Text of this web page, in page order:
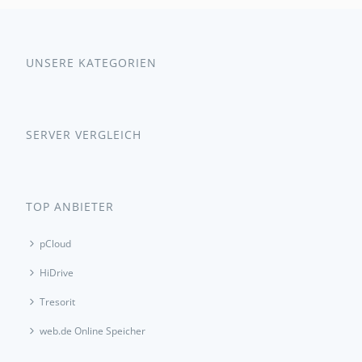
UNSERE KATEGORIEN
SERVER VERGLEICH
TOP ANBIETER
pCloud
HiDrive
Tresorit
web.de Online Speicher